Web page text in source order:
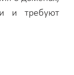
и требуют